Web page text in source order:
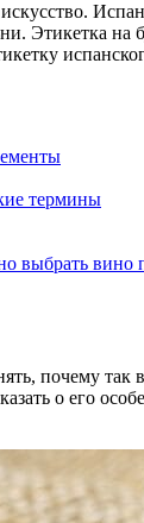
Этикетка
термины
выбрать вино
почему
о его